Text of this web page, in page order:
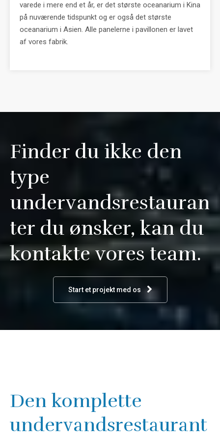
varede i mere end et år, er det største oceanarium i Kina
på nuværende tidspunkt og er også det største
oceanarium i Asien. Alle panelerne i pavillonen er lavet
af vores fabrik.
Finder du ikke den
type
undervandsrestauran
ter du ønsker, kan du
kontakte vores team.
Start et projekt med os
Den komplette
undervandsrestaurant